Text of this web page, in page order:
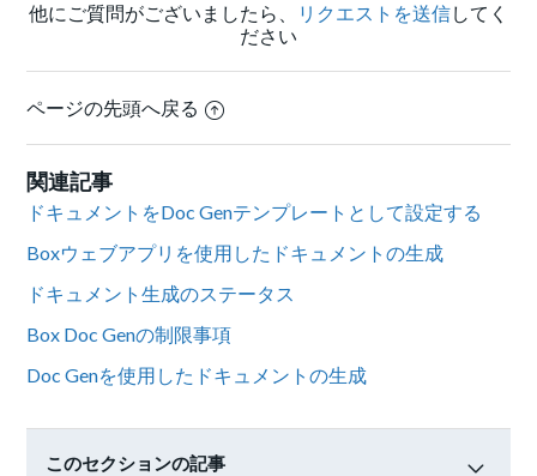
他にご質問がございましたら、 リクエストを送信してく
ださい
ページの先頭へ戻る
関連記事
ドキュメントをDoc Genテンプレートとして設定する
Boxウェブアプリを使用したドキュメントの生成
ドキュメント生成のステータス
Box Doc Genの制限事項
Doc Genを使用したドキュメントの生成
このセクションの記事